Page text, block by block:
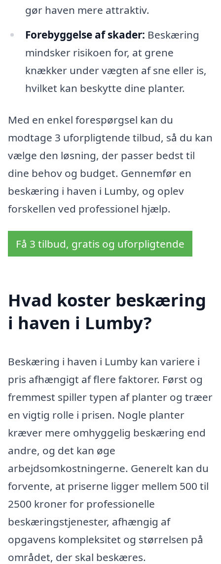
gør haven mere attraktiv.
Forebyggelse af skader: Beskæring
mindsker risikoen for, at grene
knækker under vægten af sne eller is,
hvilket kan beskytte dine planter.
Med en enkel forespørgsel kan du
modtage 3 uforpligtende tilbud, så du kan
vælge den løsning, der passer bedst til
dine behov og budget. Gennemfør en
beskæring i haven i Lumby, og oplev
forskellen ved professionel hjælp.
Få 3 tilbud, gratis og uforpligtende
Hvad koster beskæring
i haven i Lumby?
Beskæring i haven i Lumby kan variere i
pris afhængigt af flere faktorer. Først og
fremmest spiller typen af planter og træer
en vigtig rolle i prisen. Nogle planter
kræver mere omhyggelig beskæring end
andre, og det kan øge
arbejdsomkostningerne. Generelt kan du
forvente, at priserne ligger mellem 500 til
2500 kroner for professionelle
beskæringstjenester, afhængig af
opgavens kompleksitet og størrelsen på
området, der skal beskæres.